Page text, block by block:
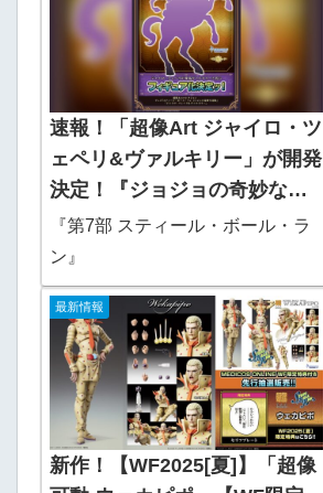
速報！「超像Art ジャイロ・ツ
ェペリ&ヴァルキリー」が開発
決定！『ジョジョの奇妙な冒
険 第7部 スティール・ボー
ル・ラン』
『第7部 スティール・ボール・ラ
ン』
最新情報
新作！【WF2025[夏]】「超像